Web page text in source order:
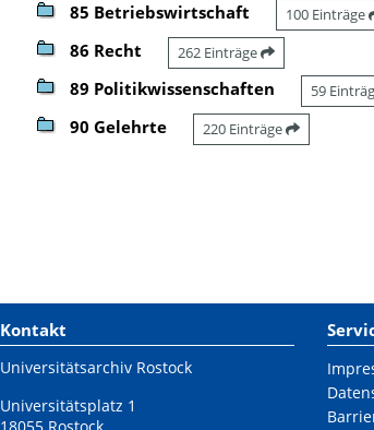
85 Betriebswirtschaft 100 Einträge
86 Recht 262 Einträge
89 Politikwissenschaften 59
90 Gelehrte 220 Einträge
Kontakt
Universitätsarchiv Rostock
Universitätsplatz 1